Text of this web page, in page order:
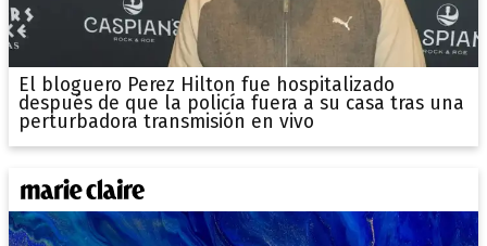
El bloguero Perez Hilton fue hospitalizado
después de que la policía fuera a su casa tras una
perturbadora transmisión en vivo